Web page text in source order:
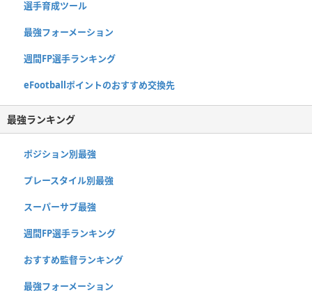
選手育成ツール
最強フォーメーション
週間FP選手ランキング
eFootballポイントのおすすめ交換先
最強ランキング
ポジション別最強
プレースタイル別最強
スーパーサブ最強
週間FP選手ランキング
おすすめ監督ランキング
最強フォーメーション